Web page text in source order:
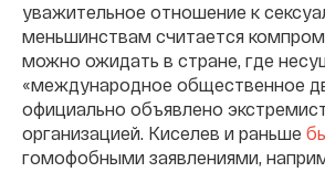
уважительное отношение к
меньшинствам считается
можно ожидать в стране, где
«международное общественное
официально объявлено
организацией. Киселев и раньше
гомофобными заявлениями,